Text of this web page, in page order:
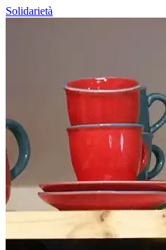
Solidarietà